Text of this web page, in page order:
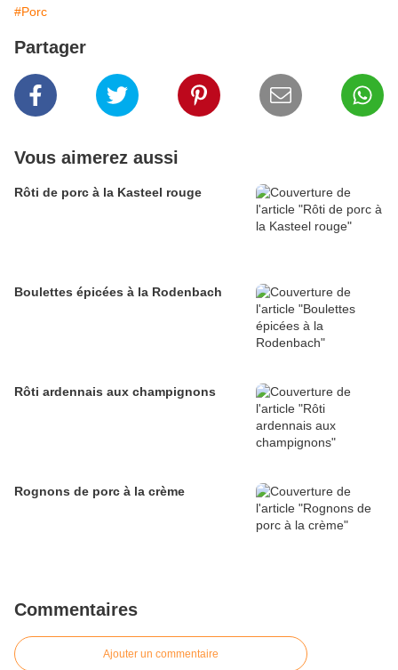
#Porc
Partager
Vous aimerez aussi
Rôti de porc à la Kasteel rouge
Boulettes épicées à la Rodenbach
Rôti ardennais aux champignons
Rognons de porc à la crème
Commentaires
Ajouter un commentaire